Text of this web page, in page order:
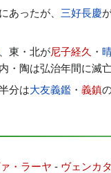
あったが、 三好長慶
、東・北が尼子経久 ・
・陶は弘治年間に滅亡
分は大友義鑑 ・ 義鎮
・ラーヤ - ヴェンカ